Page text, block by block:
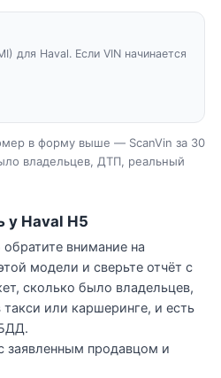
для Haval. Если VIN начинается
в форму выше — ScanVin за 30
владельцев, ДТП, реальный
у Haval H5
внимание на
модели и сверьте отчёт с
сколько было владельцев,
или каршеринге, и есть
заявленным продавцом и